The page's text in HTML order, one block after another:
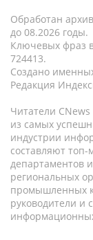
Обработан
до 08.2026 годы.
Ключевых фраз
724413.
Создано
Редакция
Читатели
из самых
индустрии
составляют
департаментов
региональных
промышленных
руководители и